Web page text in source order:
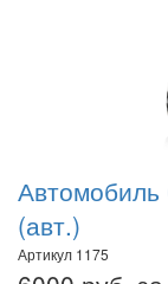
(авт.)
Артикул 1175